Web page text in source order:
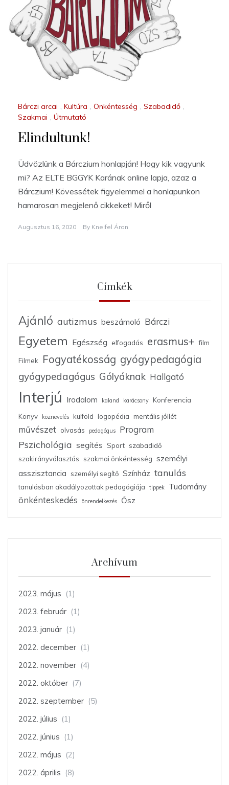
Bárczi arcai Kultúra Önkéntesség Szabadidő
Szakmai , Útmutató
Elindultunk!
Üdvözlünk a Bárczium honlapján! Hogy kik vagyunk
mi? Az ELTE BGGYK Karának online lapja, azaz a
Bárczium! Kövessétek figyelemmel a honlapunkon
hamarosan megjelenő cikkeket! Miről
Augusztus 16, 2020 By Kneifel Áron
Címkék
Ajánló autizmus beszámoló Bárczi
Egyetem Egészség elfogadás erasmus+ film
Filmek Fogyatékosság gyógypedagógia
gyógypedagógus Gólyáknak Hallgató
Interjú Irodalom kaland karácsony
Konferencia
Könyv
köznevelés külföld logopédia mentális jóllét
művészet olvasás pedagógus Program
Pszichológia segítés Sport szabadidő
szakirányválasztás
szakmai önkéntesség személyi
asszisztancia
személyi segítő Színház tanulás
tanulásban akadályozottak pedagógiája tippek Tudomány
önkénteskedés önrendelkezés Ősz
Archívum
2023. május (1)
2023. február (1)
2023. január (1)
2022. december (1)
2022. november (4)
2022. október (7)
2022. szeptember (5)
2022. július (1)
2022. június (1)
2022. május (2)
2022. április (8)